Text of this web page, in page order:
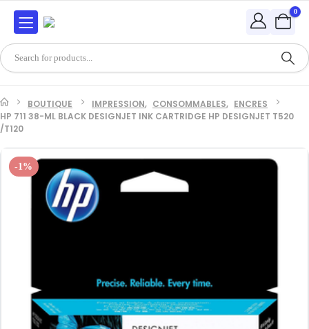
0
BOUTIQUE IMPRESSION, CONSOMMABLES, ENCRES
HP 711 38-ML BLACK DESIGNJET INK CARTRIDGE HP DESIGNJET T520
/T120
-1%